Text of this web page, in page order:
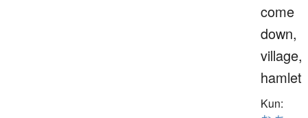
come
down,
village,
hamlet
Kun: